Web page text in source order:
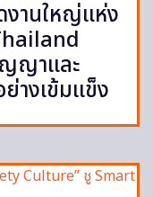
งานใหญ่แห่ง
ญาและ
างเข้มแข็ง